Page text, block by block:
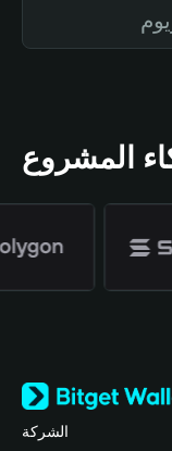
المشروع
الشركة